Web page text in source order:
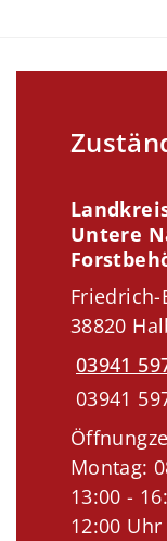
Untere
Friedrich-
38820
03941
03941
Montag:
13:00 -
12:00 Uhr